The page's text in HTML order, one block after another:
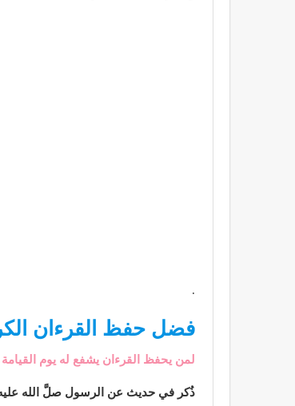
.
فضل حفظ القرءان
لمن يحفظ القرءان يشفع له يوم القيامة
ذُكر في حديث عن الرسول صلَّ الله عليه